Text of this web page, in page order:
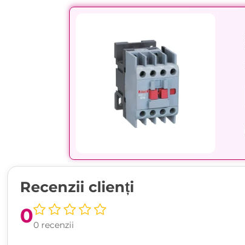
Recenzii clienți
00 recenzii